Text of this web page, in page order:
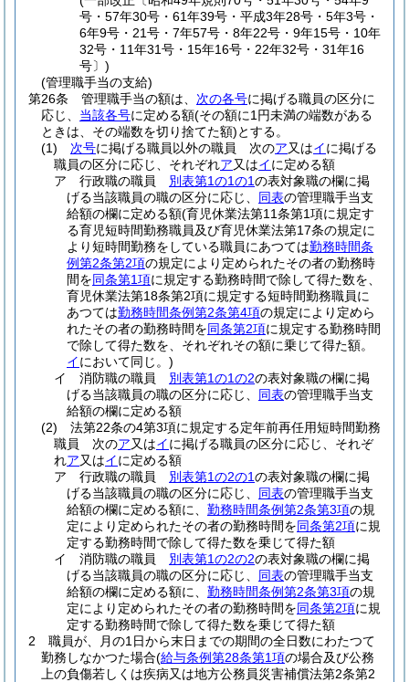
号・57年30号・61年39号・平成3年28号・5年3号・
6年9号・21号・7年57号・8年22号・9年15号・10年
32号・11年31号・15年16号・22年32号・31年16
号〕)
(管理職手当の支給)
第26条
管理職手当の額は、 次の各号に掲げる職員の区分に
応じ、 当該各号に定める額(その額に1円未満の端数がある
ときは、その端数を切り捨てた額)とする。
(1)
次号に掲げる職員以外の職員 次のア又はイに掲げる
職員の区分に応じ、それぞれア又はイに定める額
ア
行政職の職員 別表第1の1の1の表対象職の欄に掲
げる当該職員の職の区分に応じ、 同表の管理職手当支
給額の欄に定める額(育児休業法第11条第1項に規定す
る育児短時間勤務職員及び育児休業法第17条の規定に
より短時間勤務をしている職員にあつては勤務時間条
例第2条第2項の規定により定められたその者の勤務時
間を同条第1項に規定する勤務時間で除して得た数を、
育児休業法第18条第2項に規定する短時間勤務職員に
あつては勤務時間条例第2条第4項の規定により定めら
れたその者の勤務時間を同条第2項に規定する勤務時間
で除して得た数を、それぞれその額に乗じて得た額。
イにおいて同じ。)
イ
消防職の職員 別表第1の1の2の表対象職の欄に掲
げる当該職員の職の区分に応じ、 同表の管理職手当支
給額の欄に定める額
(2)
法第22条の4第3項に規定する定年前再任用短時間勤務
職員 次のア又はイに掲げる職員の区分に応じ、それぞ
れア又はイに定める額
ア
行政職の職員 別表第1の2の1の表対象職の欄に掲
げる当該職員の職の区分に応じ、 同表の管理職手当支
給額の欄に定める額に、 勤務時間条例第2条第3項の規
定により定められたその者の勤務時間を同条第2項に規
定する勤務時間で除して得た数を乗じて得た額
イ
消防職の職員 別表第1の2の2の表対象職の欄に掲
げる当該職員の職の区分に応じ、 同表の管理職手当支
給額の欄に定める額に、 勤務時間条例第2条第3項の規
定により定められたその者の勤務時間を同条第2項に規
定する勤務時間で除して得た数を乗じて得た額
2
職員が、月の1日から末日までの期間の全日数にわたつて
勤務しなかつた場合(給与条例第28条第1項の場合及び公務
上の負傷若しくは疾病又は地方公務員災害補償法第2条第2